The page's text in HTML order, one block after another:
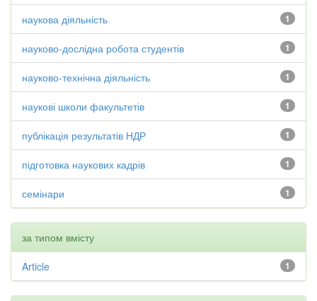
1
наукова діяльність
1
науково-дослідна робота студентів
1
науково-технічна діяльність
1
наукові школи факультетів
1
публікація результатів НДР
1
підготовка наукових кадрів
1
семінари
за типом вмісту
1
Article